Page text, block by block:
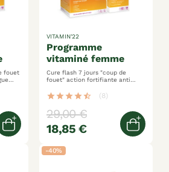
fouet
Ajouter au panier
programme
vitaminé femme
VITAMIN'22
Cure flash 7 jours "coup de
fouet" action fortifiante anti
femme
star star star star star_half (8)
29,00 €
18,85 €
-40%